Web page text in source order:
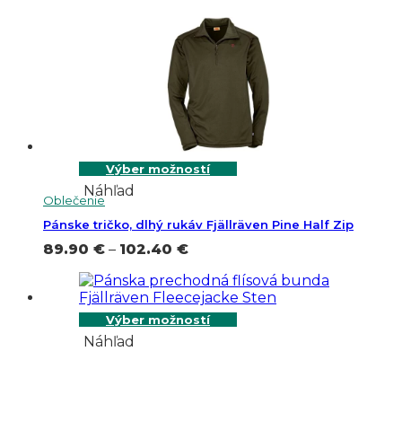
Výber možností
Náhľad
Oblečenie
Pánske tričko, dlhý rukáv Fjällräven Pine Half Zip
89.90 € – 102.40 €Price
89.90 €
through
102.40 €
Výber možností
Náhľad